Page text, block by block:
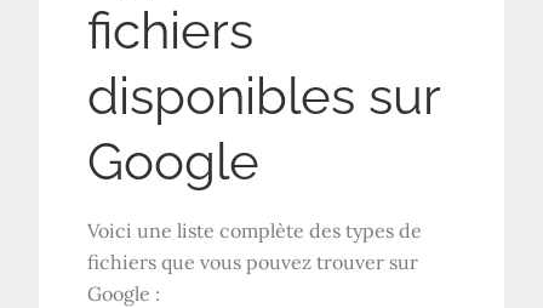
fichiers
disponibles sur
Google
Voici une liste complète des types de
fichiers que vous pouvez trouver sur
Google :